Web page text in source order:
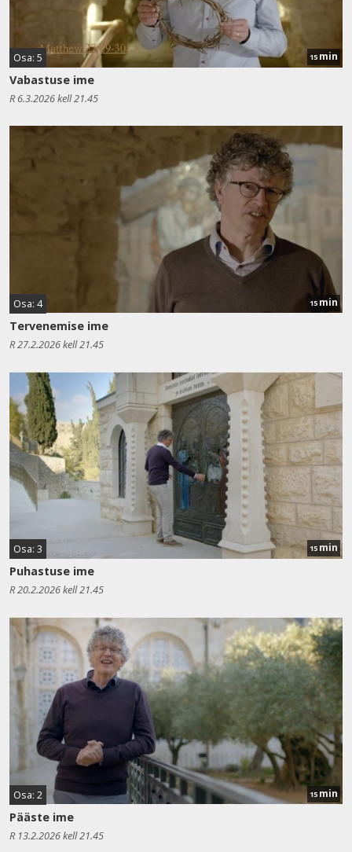
Osa: 5 15 min
Vabastuse ime
R 6.3.2026 kell 21.45
Osa: 4 15 min
Tervenemise ime
R 27.2.2026 kell 21.45
Osa: 3 15 min
Puhastuse ime
R 20.2.2026 kell 21.45
Osa: 2 15 min
Pääste ime
R 13.2.2026 kell 21.45